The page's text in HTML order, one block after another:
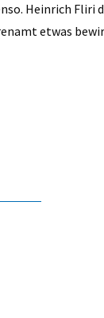
Heinrich Fliri
etwas